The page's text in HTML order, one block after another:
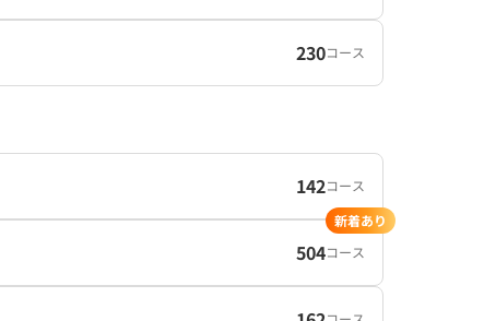
230コース
142コース
504コース
新着あり